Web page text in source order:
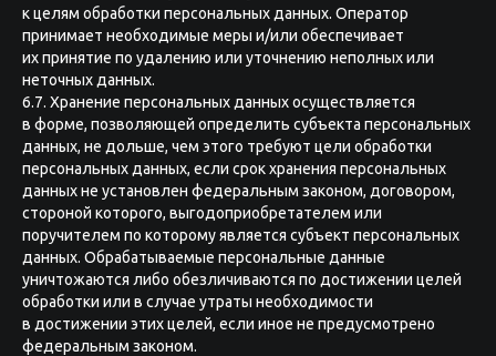
к целям обработки персональных данных. Оператор
принимает необходимые меры и/или обеспечивает
их принятие по удалению или уточнению неполных или
неточных данных.
6.7. Хранение персональных данных осуществляется
в форме, позволяющей определить субъекта персональных
данных, не дольше, чем этого требуют цели обработки
персональных данных, если срок хранения персональных
данных не установлен федеральным законом, договором,
стороной которого, выгодоприобретателем или
поручителем по которому является субъект персональных
данных. Обрабатываемые персональные данные
уничтожаются либо обезличиваются по достижении целей
обработки или в случае утраты необходимости
в достижении этих целей, если иное не предусмотрено
федеральным законом.